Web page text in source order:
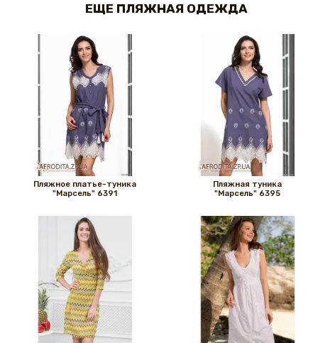
ЕЩЕ ПЛЯЖНАЯ ОДЕЖДА
Пляжное платье-туника
"Марсель" 6391
Пляжная туника
"Марсель" 6395